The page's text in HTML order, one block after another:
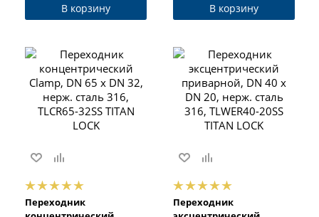
В корзину В корзину
Переходник
Переходник